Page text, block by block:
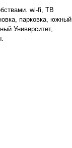
wi-fi, ТВ
парковка, южный
Университет,